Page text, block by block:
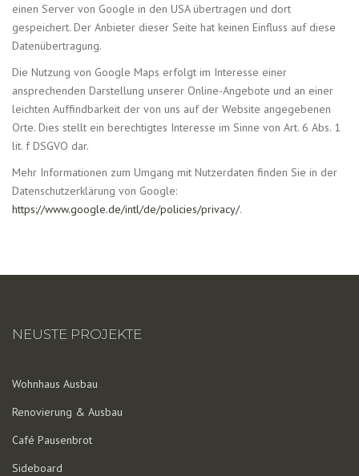
einen Server von Google in den USA übertragen und dort
gespeichert. Der Anbieter dieser Seite hat keinen Einfluss auf diese
Datenübertragung.
Die Nutzung von Google Maps erfolgt im Interesse einer
ansprechenden Darstellung unserer Online-Angebote und an einer
leichten Auffindbarkeit der von uns auf der Website angegebenen
Orte. Dies stellt ein berechtigtes Interesse im Sinne von Art. 6 Abs. 1
lit. f DSGVO dar.
Mehr Informationen zum Umgang mit Nutzerdaten finden Sie in der
Datenschutzerklärung von Google:
https://www.google.de/intl/de/policies/privacy/.
NEUSTE PROJEKTE
Wohnhaus Ausbau
Renovierung & Ausbau
Café Pausenbrot
Sideboard